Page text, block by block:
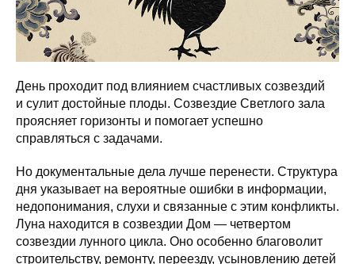
День проходит под влиянием счастливых созвездий
и сулит достойные плоды. Созвездие Светлого зала
проясняет горизонты и помогает успешно
справляться с задачами.
Но документальные дела лучше перенести. Структура
дня указывает на вероятные ошибки в информации,
недопонимания, слухи и связанные с этим конфликты.
Луна находится в созвездии Дом — четвертом
созвездии лунного цикла. Оно особенно благоволит
строительству, ремонту, переезду, усыновлению детей